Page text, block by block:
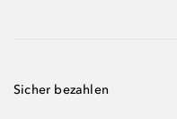
Sicher bezahlen